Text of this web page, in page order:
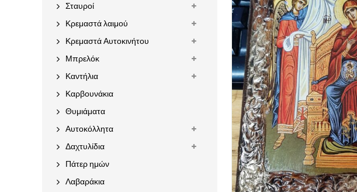
Σταυροί
Κρεμαστά λαιμού
Κρεμαστά Αυτοκινήτου
Μπρελόκ
Καντήλια
Καρβουνάκια
Θυμιάματα
Αυτοκόλλητα
Δαχτυλίδια
Πάτερ ημών
Λαβαράκια